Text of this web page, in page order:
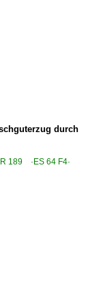
durch
189 ·ES 64 F4·